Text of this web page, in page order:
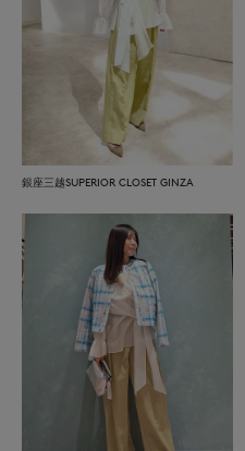
銀座三越SUPERIOR CLOSET GINZA